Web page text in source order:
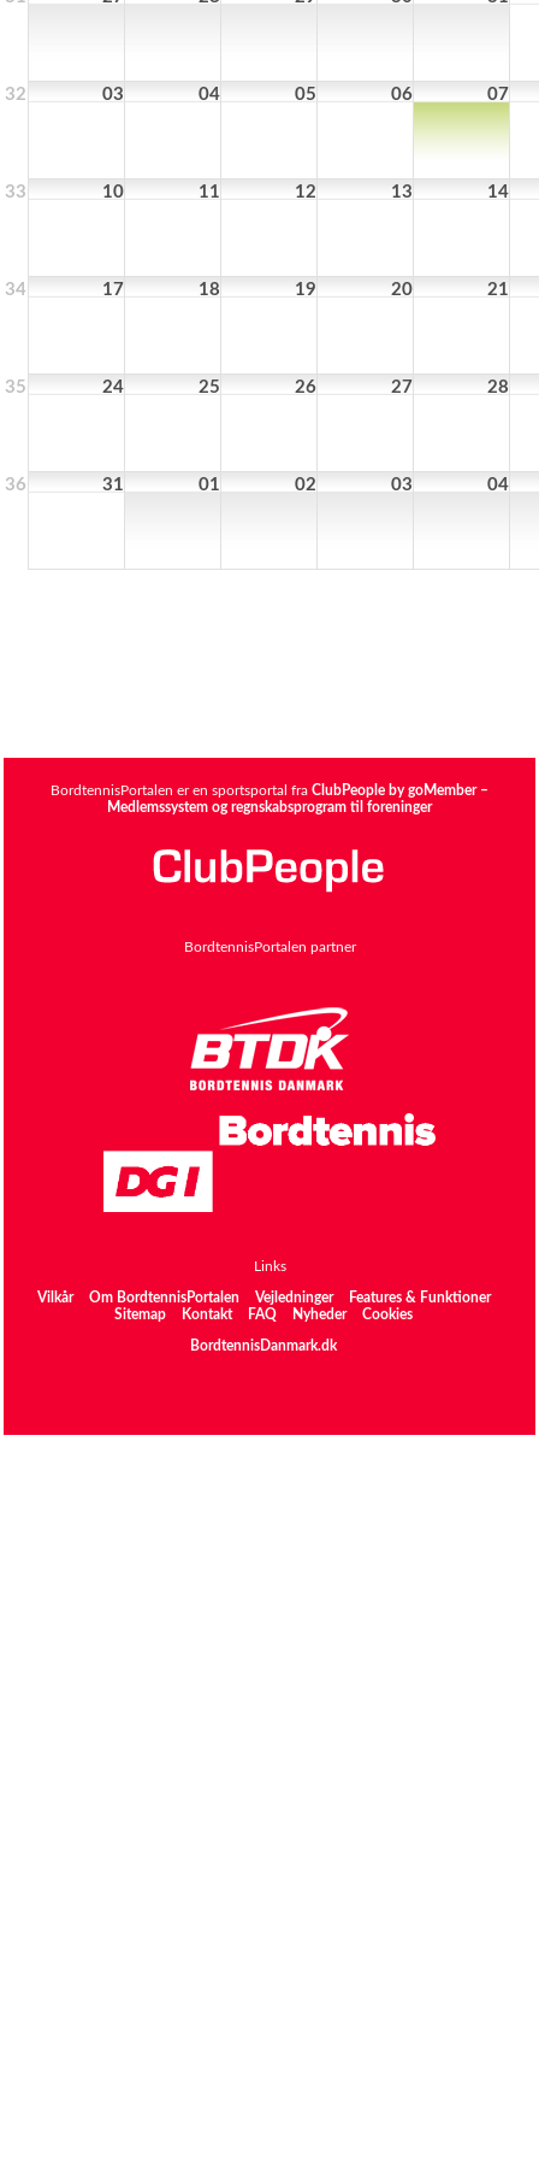
32 03 04 05 06 07
33 10 11 12 13 14
34 17 18 19 20 21
35 24 25 26 27 28
36 31 01 02 03 04
BordtennisPortalen er en sportsportal fra ClubPeople by goMember –
Medlemssystem og regnskabsprogram til foreninger
BordtennisPortalen partner
Links
Vilkår Om BordtennisPortalen Vejledninger
Features & Funktioner
Sitemap
Kontakt FAQ Nyheder Cookies
BordtennisDanmark.dk